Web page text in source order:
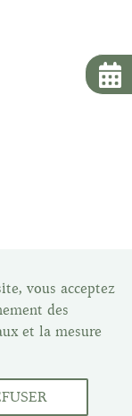
fois votre article
légal de 14
tous nos
sur
au
vous acceptez
des
et la mesure